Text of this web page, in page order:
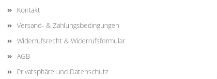
Kontakt
Versand- & Zahlungsbedingungen
Widerrufsrecht & Widerrufsformular
AGB
Privatsphäre und Datenschutz